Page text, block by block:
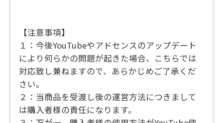
【注意事項】
１：今後YouTubeやアドセンスのアップデート
により何らかの問題が起きた場合、こちらでは
対応致し兼ねますので、あらかじめご了承くだ
さい。
２：当商品を受渡し後の運営方法につきまして
は購入者様の責任になります。